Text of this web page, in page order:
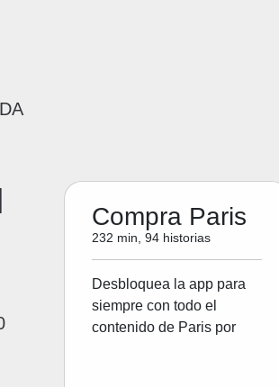
Compra Paris
232 min, 94 historias
Desbloquea la app para
siempre con todo el
contenido de Paris por